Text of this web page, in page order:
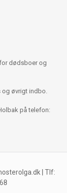
dødsboer og
øvrigt indbo.
på telefon:
| Tlf: